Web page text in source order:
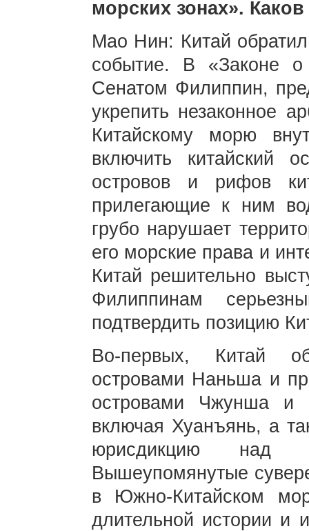
морских зонах».
Мао Нин: Китай
событие. В «Законе о
Сенатом Филиппин,
укрепить незаконное
Китайскому морю
включить китайский
островов и рифов
прилегающие к ним
грубо нарушает
его морские права и
Китай решительно
Филиппинам
подтвердить позицию
Во-первых, Китай
островами Наньша и
островами Чжунша и
включая Хуанъянь, а
юрисдикцию над
Вышеупомянутые
в Южно-Китайском
длительной истории и